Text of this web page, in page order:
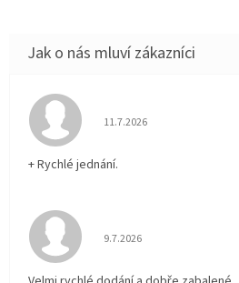
Hodnocení obchodu je 5
11.7.2026
+ Rychlé jednání.
Hodnocení obchodu je 5
9.7.2026